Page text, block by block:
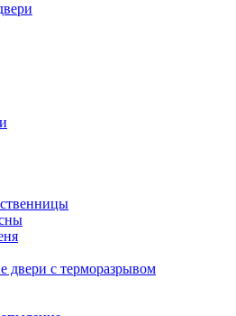
двери с терморазрывом